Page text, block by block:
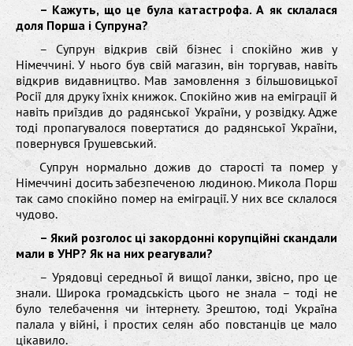
– Кажуть, що це була катастрофа. А як склалася
доля Порша і Супруна?
– Супрун відкрив свій бізнес і спокійно жив у
Німеччині. У нього був свій магазин, він торгував, навіть
відкрив видавництво. Мав замовлення з більшовицької
Росії для друку їхніх книжок. Спокійно жив на еміграції й
навіть приїздив до радянської України, у розвідку. Адже
тоді пропагувалося повертатися до радянської України,
повернувся Грушевський.
Супрун нормально дожив до старості та помер у
Німеччині досить забезпеченою людиною. Микола Порш
так само спокійно помер на еміграції. У них все склалося
чудово.
– Який розголос ці закордонні корупційні скандали
мали в УНР? Як на них реагували?
– Урядовці середньої й вищої ланки, звісно, про це
знали. Широка громадськість цього не знала – тоді не
було телебачення чи інтернету. Зрештою, тоді Україна
палала у війні, і простих селян або повстанців це мало
цікавило.